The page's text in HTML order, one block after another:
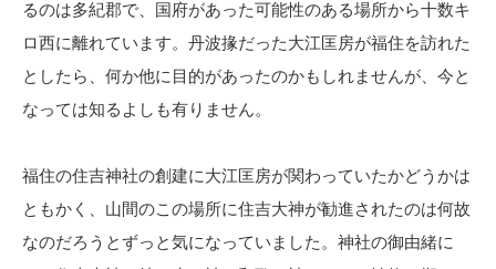
るのは多紀郡で、国府があった可能性のある場所から十数キ
ロ西に離れています。丹波掾だった大江匡房が福住を訪れた
としたら、何か他に目的があったのかもしれませんが、今と
なっては知るよしも有りません。
福住の住吉神社の創建に大江匡房が関わっていたかどうかは
ともかく、山間のこの場所に住吉大神が勧進されたのは何故
なのだろうとずっと気になっていました。神社の御由緒に